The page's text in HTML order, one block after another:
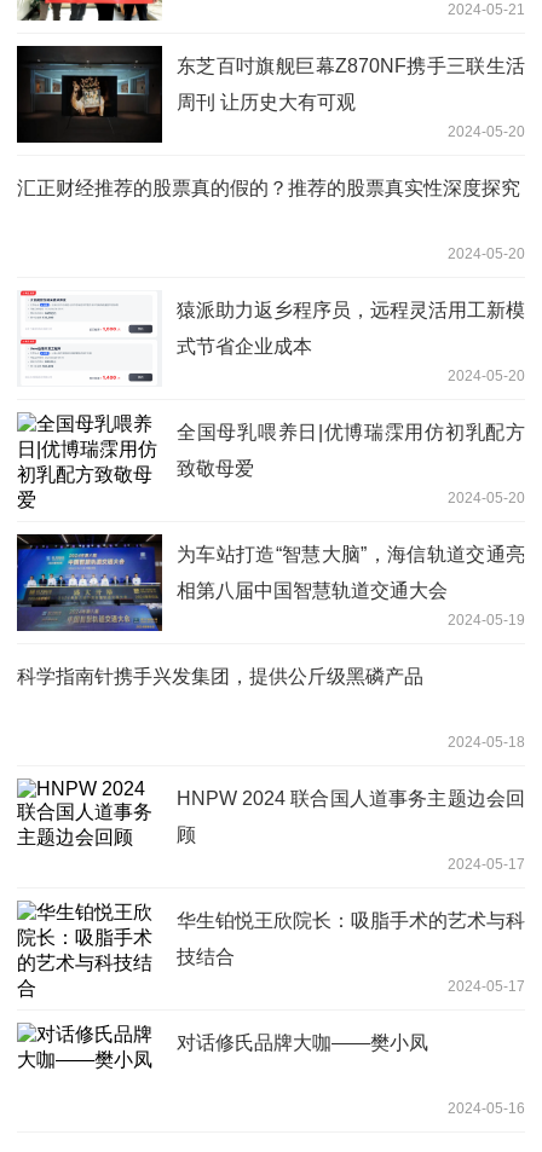
2024-05-21
东芝百吋旗舰巨幕Z870NF携手三联生活
周刊 让历史大有可观
2024-05-20
汇正财经推荐的股票真的假的？推荐的股票真实性深度探究
2024-05-20
猿派助力返乡程序员，远程灵活用工新模
式节省企业成本
2024-05-20
全国母乳喂养日|优博瑞霂用仿初乳配方
致敬母爱
2024-05-20
为车站打造“智慧大脑”，海信轨道交通亮
相第八届中国智慧轨道交通大会
2024-05-19
科学指南针携手兴发集团，提供公斤级黑磷产品
2024-05-18
HNPW 2024 联合国人道事务主题边会回
顾
2024-05-17
华生铂悦王欣院长：吸脂手术的艺术与科
技结合
2024-05-17
对话修氏品牌大咖——樊小凤
2024-05-16